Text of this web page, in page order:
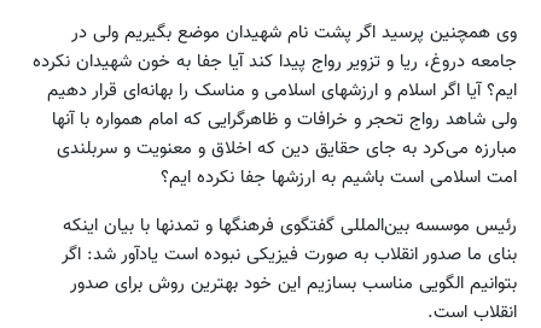
وی همچنین پرسید اگر پشت نام شهیدان موضع بگیریم ولی در
جامعه دروغ، ریا و تزویر رواج پیدا کند آیا جفا به خون شهیدان نکرده
ایم؟ آیا اگر اسلام و ارزشهای اسلامی و مناسک را بهانه‌ای قرار دهیم
ولی شاهد رواج تحجر و خرافات و ظاهرگرایی که امام همواره با آنها
مبارزه می‌کرد به جای حقایق دین که اخلاق و معنویت و سربلندی
امت اسلامی است باشیم به ارزشها جفا نکرده ایم؟
رئیس موسسه بین‌المللی گفتگوی فرهنگها و تمدنها با بیان اینکه
بنای ما صدور انقلاب به صورت فیزیکی نبوده است یادآور شد: اگر
بتوانیم الگویی مناسب بسازیم این خود بهترین روش برای صدور
انقلاب است.